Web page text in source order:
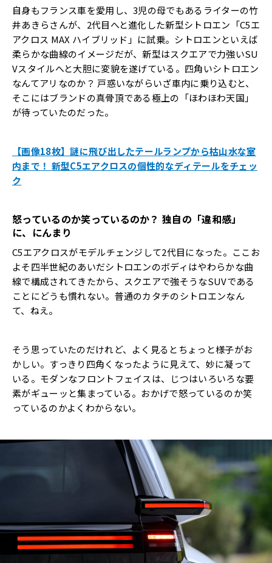
自身もフランス車を愛用し、3児の母でもあるライターの竹
井あきらさんが、2代目へと進化した新型シトロエン「C5エ
アクロス MAX ハイブリッド」に試乗。シトロエンといえば
柔らかな曲線のイメージだが、新型はスクエアで力強いSU
Vスタイルへと大胆に変貌を遂げている。四角いシトロエン
なんてアリなのか？ 戸惑いながらいざ車内に乗り込むと、
そこにはブランドの真骨頂である極上の「ほわほわ天国」
が待っていたのだった。
【画像18枚】謎に飛び出したテールランプから枯山水な室
内まで！ 新型C5エアクロスの個性的なディテールをチェッ
ク
怒っているのか笑っているのか？ 独自の「違和感」
に、にんまり
C5エアクロスがモデルチェンジして2代目になった。ここお
よそ四半世紀のあいだシトロエンのボディはやわらかな曲
線で構成されてきたから、スクエアで強そうなSUVである
ことにどうも慣れない。普通のカタチのシトロエンなん
て、ねえ。
そう思っていたのだけれど、よく見るとちょっと様子がお
かしい。すっきり四角くなったように見えて、妙に凝って
いる。モダンなフロントフェイスは、じつはいろいろな要
素がギューッと集まっている。おかげで怒っているのか笑
っているのかよくわからない。